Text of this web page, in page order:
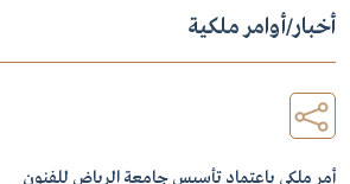
أخبار/أوامر ملكية
أمر ملكي باعتماد تأسيس جامعة الرياض للفنون